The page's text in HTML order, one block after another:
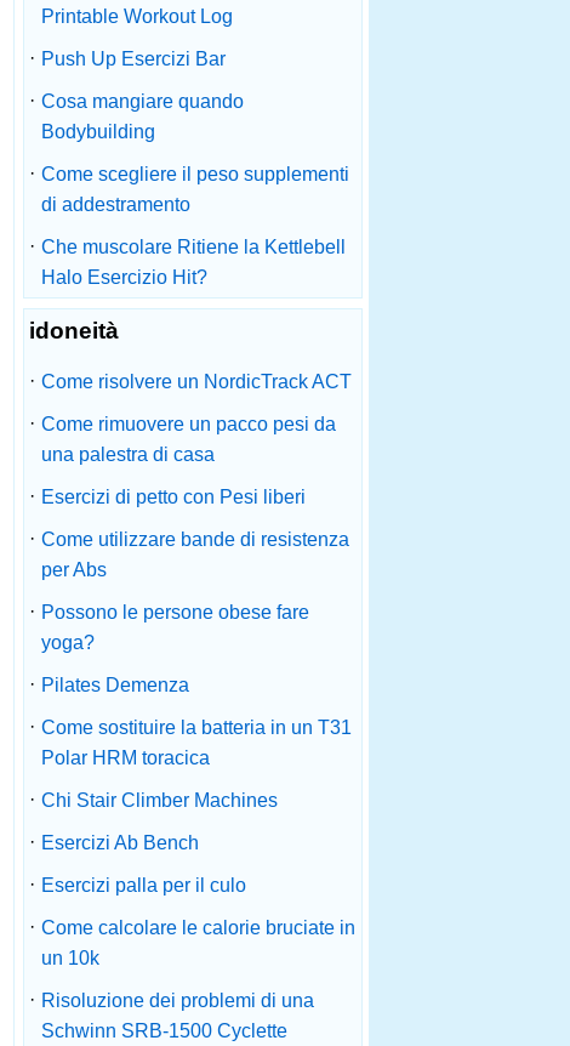
Printable Workout Log
· Push Up Esercizi Bar
· Cosa mangiare quando
Bodybuilding
· Come scegliere il peso supplementi
di addestramento
· Che muscolare Ritiene la Kettlebell
Halo Esercizio Hit?
idoneità
· Come risolvere un NordicTrack ACT
· Come rimuovere un pacco pesi da
una palestra di casa
· Esercizi di petto con Pesi liberi
· Come utilizzare bande di resistenza
per Abs
· Possono le persone obese fare
yoga?
· Pilates Demenza
· Come sostituire la batteria in un T31
Polar HRM toracica
· Chi Stair Climber Machines
· Esercizi Ab Bench
· Esercizi palla per il culo
· Come calcolare le calorie bruciate in
un 10k
· Risoluzione dei problemi di una
Schwinn SRB-1500 Cyclette